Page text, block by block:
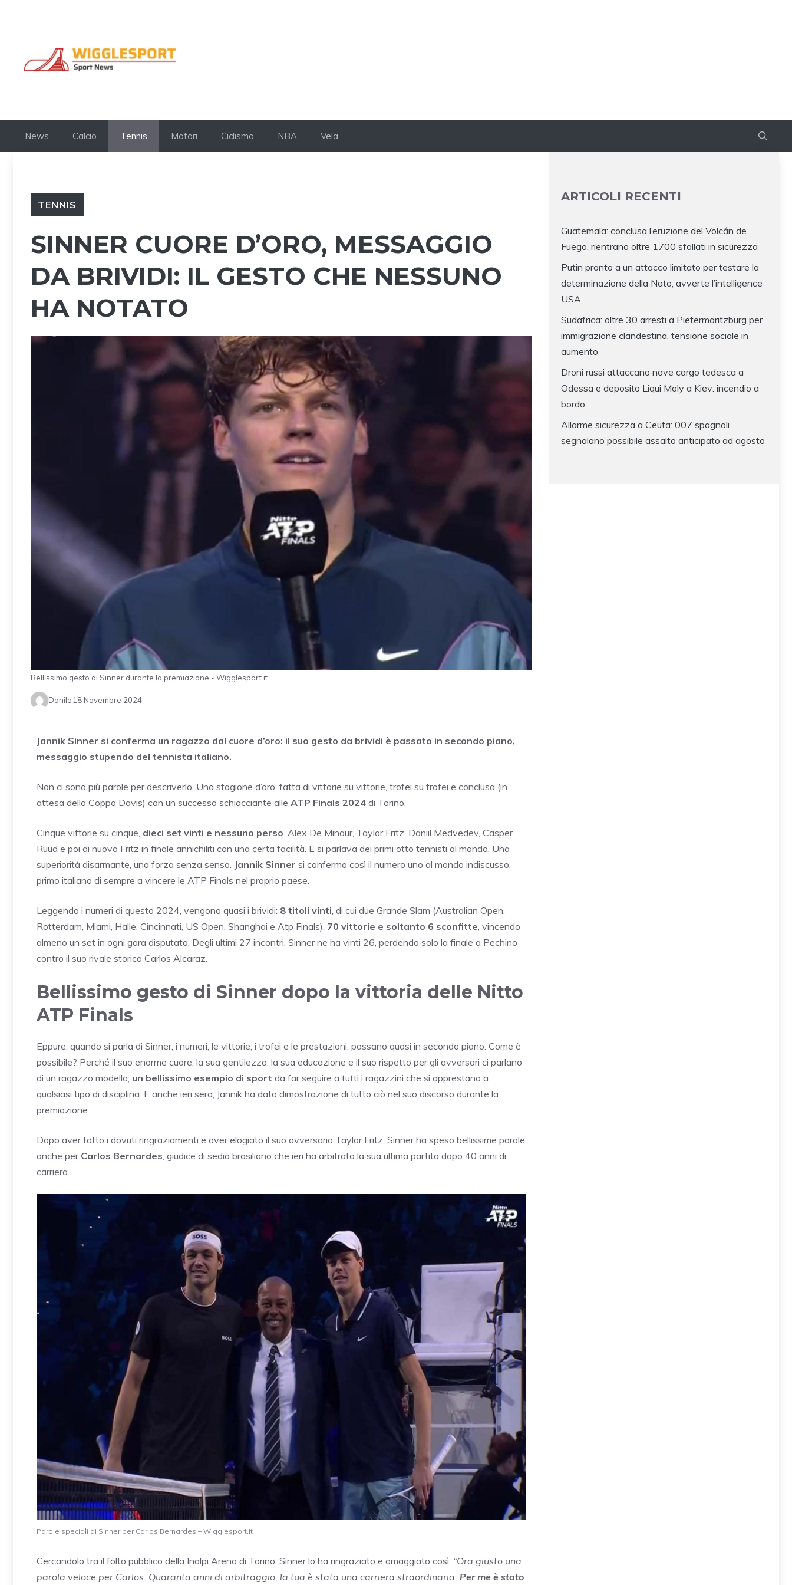
News Calcio Tennis Motori Ciclismo NBA Vela
TENNIS
SINNER CUORE D’ORO, MESSAGGIO
DA BRIVIDI: IL GESTO CHE NESSUNO
HA NOTATO
Bellissimo gesto di Sinner durante la premiazione - Wigglesport.it
Danilo18 Novembre 2024
Jannik Sinner si conferma un ragazzo dal cuore d’oro: il suo gesto da brividi è passato in secondo piano,
messaggio stupendo del tennista italiano.
Non ci sono più parole per descriverlo. Una stagione d’oro, fatta di vittorie su vittorie, trofei su trofei e conclusa (in
attesa della Coppa Davis) con un successo schiacciante alle ATP Finals 2024 di Torino.
Cinque vittorie su cinque, dieci set vinti e nessuno perso . Alex De Minaur, Taylor Fritz, Daniil Medvedev, Casper
Ruud e poi di nuovo Fritz in finale annichiliti con una certa facilità. E si parlava dei primi otto tennisti al mondo. Una
superiorità disarmante, una forza senza senso. Jannik Sinner si conferma così il numero uno al mondo indiscusso,
primo italiano di sempre a vincere le ATP Finals nel proprio paese.
Leggendo i numeri di questo 2024, vengono quasi i brividi: 8 titoli vinti , di cui due Grande Slam (Australian Open,
Rotterdam, Miami, Halle, Cincinnati, US Open, Shanghai e Atp Finals), 70 vittorie e soltanto 6 sconfitte , vincendo
almeno un set in ogni gara disputata. Degli ultimi 27 incontri, Sinner ne ha vinti 26, perdendo solo la finale a Pechino
contro il suo rivale storico Carlos Alcaraz.
Bellissimo gesto di Sinner dopo la vittoria delle Nitto
ATP Finals
Eppure, quando si parla di Sinner, i numeri, le vittorie, i trofei e le prestazioni, passano quasi in secondo piano. Come è
possibile? Perché il suo enorme cuore, la sua gentilezza, la sua educazione e il suo rispetto per gli avversari ci parlano
di un ragazzo modello, un bellissimo esempio di sport da far seguire a tutti i ragazzini che si apprestano a
qualsiasi tipo di disciplina. E anche ieri sera, Jannik ha dato dimostrazione di tutto ciò nel suo discorso durante la
premiazione.
Dopo aver fatto i dovuti ringraziamenti e aver elogiato il suo avversario Taylor Fritz, Sinner ha speso bellissime parole
anche per Carlos Bernardes , giudice di sedia brasiliano che ieri ha arbitrato la sua ultima partita dopo 40 anni di
carriera.
Parole speciali di Sinner per Carlos Bernardes – Wigglesport.it
Cercandolo tra il folto pubblico della Inalpi Arena di Torino, Sinner lo ha ringraziato e omaggiato così: “Ora giusto una
parola veloce per Carlos. Quaranta anni di arbitraggio, la tua è stata una carriera straordinaria. Per me è stato
ARTICOLI RECENTI
Guatemala: conclusa l’eruzione del Volcán de
Fuego, rientrano oltre 1700 sfollati in sicurezza
Putin pronto a un attacco limitato per testare la
determinazione della Nato, avverte l’intelligence
USA
Sudafrica: oltre 30 arresti a Pietermaritzburg per
immigrazione clandestina, tensione sociale in
aumento
Droni russi attaccano nave cargo tedesca a
Odessa e deposito Liqui Moly a Kiev: incendio a
bordo
Allarme sicurezza a Ceuta: 007 spagnoli
segnalano possibile assalto anticipato ad agosto